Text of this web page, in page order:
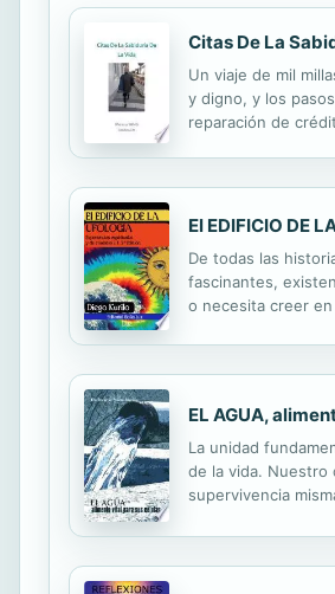
Citas De La
Un viaje de mil
y digno, y los
reparación de
El EDIFICIO DE
De todas las
fascinantes,
o necesita creer
EL AGUA,
La unidad
de la vida. Nuestro
supervivencia